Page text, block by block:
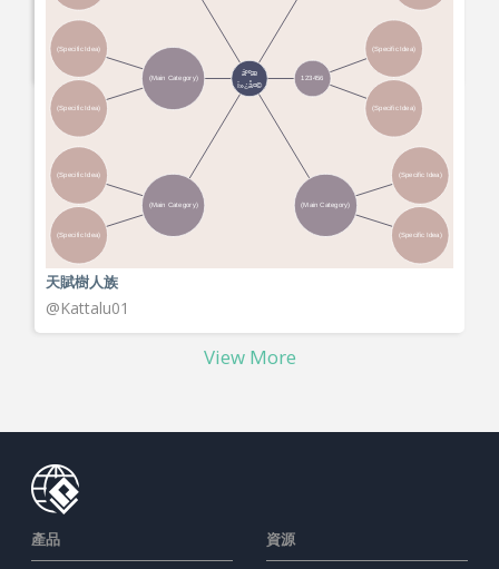
Hi
@Alomachemvv
天賦樹人族
@Kattalu01
View More
產品 資源